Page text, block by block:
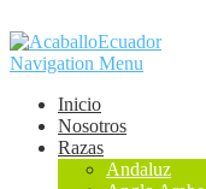
Navigation Menu
Inicio
Nosotros
Razas
Andaluz